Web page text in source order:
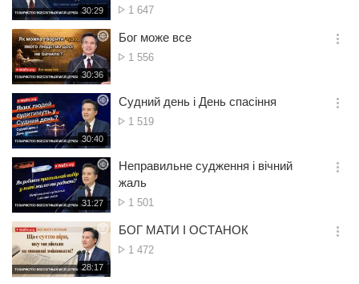
재
생
시
간
30:29
Кількість
1 647
기
재
생
시
간
30:36
Бог може все
Кількість
1 556
옵
기
재
생
시
간
30:40
Судний день і День спасіння
Кількість
1 519
옵
기
재
생
시
간
31:27
Неправильне судження і вічний
жаль
Кількість
1 501
옵
기
재
생
28:17
БОГ МАТИ І ОСТАНОК
Кількість
1 472
옵